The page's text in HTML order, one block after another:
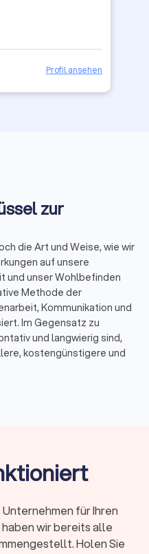
Profil ansehen
zur
die Art und Weise, wie wir
auf unsere
und unser Wohlbefinden
Methode der
Kommunikation und
Im Gegensatz zu
und langwierig sind,
kostengünstigere und
den Parteien hilft, eine
Streit zu finden. Der
sondern
für Ihren
wir bereits alle
Holen Sie